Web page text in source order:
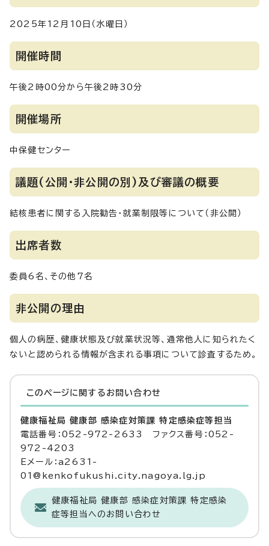
2025年12月10日（水曜日）
開催時間
午後2時00分から午後2時30分
開催場所
中保健センター
議題(公開・非公開の別)及び審議の概要
結核患者に関する入院勧告・就業制限等について（非公開）
出席者数
委員6名、その他7名
非公開の理由
個人の病歴、健康状態及び就業状況等、通常他人に知られたく
ないと認められる情報が含まれる事項について診査するため。
このページに関する お問い合わせ
健康福祉局 健康部 感染症対策課 特定感染症等担当
電話番号：052-972-2633 ファクス番号：052-
972-4203
Eメール：a2631-
01@kenkofukushi.city.nagoya.lg.jp
健康福祉局 健康部 感染症対策課 特定感染
症等担当へのお問い合わせ